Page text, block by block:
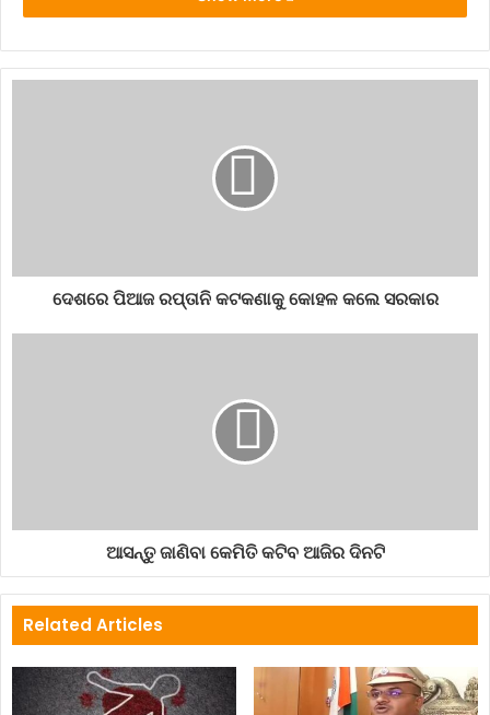
asset automobile Business
truckcar
ଦେଶରେ ପିଆଜ ରପ୍ତାନି କଟକଣାକୁ କୋହଳ କଲେ ସରକାର
ଆସନ୍ତୁ ଜାଣିବା କେମିତି କଟିବ ଆଜିର ଦିନଟି
Related Articles